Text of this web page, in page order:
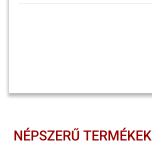
NÉPSZERŰ TERMÉKEK